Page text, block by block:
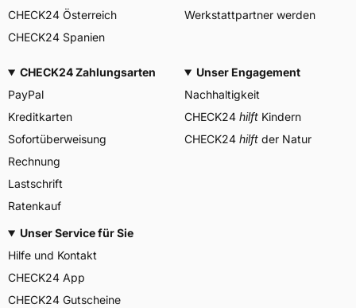
contact@tc.michelin.eu
CHECK24 Österreich
CHECK24 Spanien
Werkstattpartner werden
CHECK24 Zahlungsarten
PayPal
Kreditkarten
Sofortüberweisung
Rechnung
Lastschrift
Ratenkauf
Unser Engagement
Nachhaltigkeit
CHECK24 hilft Kindern
CHECK24 hilft der Natur
Unser Service für Sie
Hilfe und Kontakt
CHECK24 App
CHECK24 Gutscheine